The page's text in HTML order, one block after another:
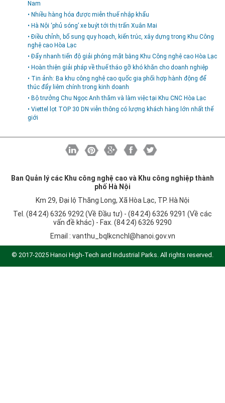
Nam
• Nhiều hàng hóa được miễn thuế nhập khẩu
• Hà Nội ‘phủ sóng’ xe buýt tới thị trấn Xuân Mai
• Điều chỉnh, bổ sung quy hoạch, kiến trúc, xây dựng trong Khu Công
nghệ cao Hòa Lạc
• Đẩy nhanh tiến độ giải phóng mặt bằng Khu Công nghệ cao Hòa Lạc
• Hoàn thiện giải pháp về thuế tháo gỡ khó khăn cho doanh nghiệp
• Tin ảnh: Ba khu công nghệ cao quốc gia phối hợp hành động để
thúc đẩy liêm chính trong kinh doanh
• Bộ trưởng Chu Ngọc Anh thăm và làm việc tại Khu CNC Hòa Lạc
• Viettel lọt TOP 30 DN viễn thông có lượng khách hàng lớn nhất thế
giới
Ban Quản lý các Khu công nghệ cao và Khu công nghiệp thành
phố Hà Nội
Km 29, Đại lộ Thăng Long, Xã Hòa Lạc, TP. Hà Nội
Tel. (84 24) 6326 9292 (Về Đầu tư) - (84 24) 6326 9291 (Về các
vấn đề khác) - Fax. (84 24) 6326 9290
Email : vanthu_bqlkcnchl@hanoi.gov.vn
© 2017-2025 Hanoi High-Tech and Industrial Parks. All rights reserved.